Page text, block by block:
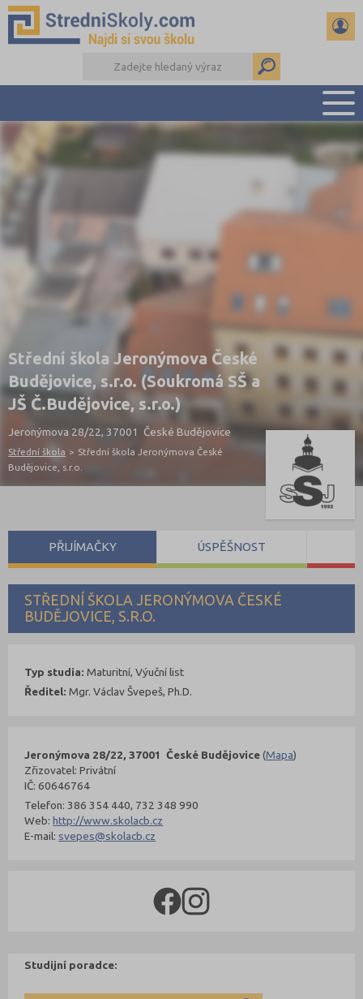
PŘEHLED ŠKOL
REFERÁTY A SEMINÁRKY
DALŠÍ DRUHY ŠKOL
Střední škola Jeronýmova České
Budějovice, s.r.o. (Soukromá SŠ a
JŠ Č.Budějovice, s.r.o.)
Jeronýmova 28/22, 37001 České Budějovice
Střední škola > Střední škola Jeronýmova České
Budějovice, s.r.o.
STŘEDNÍ ŠKOLA JERONÝMOVA ČESKÉ
BUDĚJOVICE, S.R.O.
Jeronýmova 28/22, 37001 České Budějovice(Mapa)
Zřizovatel: Privátní
IČ: 60646764
Telefon: 386 354 440, 732 348 990
Web:http://www.skolacb.cz
E-mail: svepes@skolacb.cz
Typ studia: Maturitní, Výuční list
Ředitel: Mgr. Václav Švepeš, Ph.D.
Studijní poradce:
PŘIJÍMAČKY ÚSPĚŠNOST